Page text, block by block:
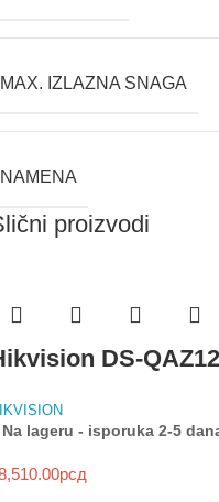
MAX. IZLAZNA SNAGA
NAMENA
proizvodi
DS-
Na lageru - isporuka 2-5
рсд